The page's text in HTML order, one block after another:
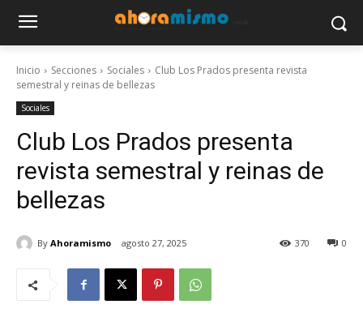
Inicio Secciones Sociales
Club Los Prados presenta revista
semestral y reinas de bellezas
Sociales
Club Los Prados presenta
revista semestral y reinas de
bellezas
By Ahoramismo agosto 27, 2025 0
370